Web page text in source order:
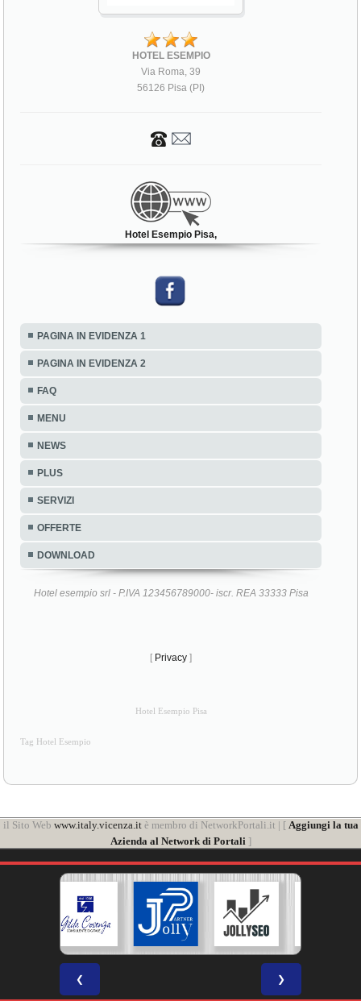
HOTEL ESEMPIO
Via Roma, 39
56126 Pisa (PI)
Hotel Esempio Pisa,
PAGINA IN EVIDENZA 1
PAGINA IN EVIDENZA 2
FAQ
MENU
NEWS
PLUS
SERVIZI
OFFERTE
DOWNLOAD
Hotel esempio srl - P.IVA 123456789000- iscr. REA 33333 Pisa
[ Privacy ]
Hotel Esempio Pisa
Tag Hotel Esempio
il Sito Web www.italy.vicenza.itè membro di NetworkPortali.it | [ Aggiungi la tua
Azienda al Network di Portali]
❮ ❯